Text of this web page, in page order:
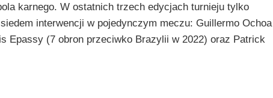
karnego. W ostatnich trzech edycjach turnieju tylko
interwencji w pojedynczym meczu: Guillermo Ochoa
Epassy (7 obron przeciwko Brazylii w 2022) oraz Patrick